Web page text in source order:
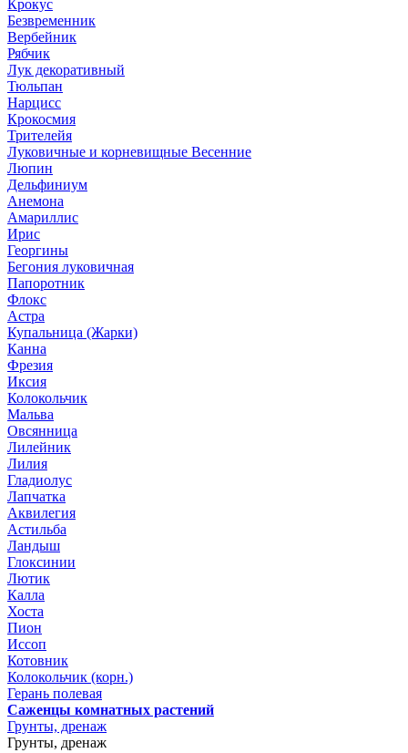
Крокус
Безвременник
Вербейник
Рябчик
Лук декоративный
Тюльпан
Нарцисс
Крокосмия
Трителейя
Луковичные и корневищные Весенние
Люпин
Дельфиниум
Анемона
Амариллис
Ирис
Георгины
Бегония луковичная
Папоротник
Флокс
Астра
Купальница (Жарки)
Канна
Фрезия
Иксия
Колокольчик
Мальва
Овсянница
Лилейник
Лилия
Гладиолус
Лапчатка
Аквилегия
Астильба
Ландыш
Глоксинии
Лютик
Калла
Хоста
Пион
Иссоп
Котовник
Колокольчик (корн.)
Герань полевая
Саженцы комнатных растений
Грунты, дренаж
Грунты, дренаж